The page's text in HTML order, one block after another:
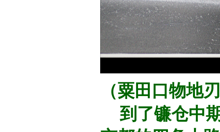
（粟田口物地
到了镰仓中